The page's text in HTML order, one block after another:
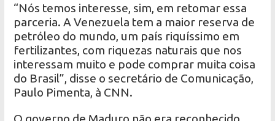
“Nós temos interesse, sim, em retomar essa
parceria. A Venezuela tem a maior reserva de
petróleo do mundo, um país riquíssimo em
fertilizantes, com riquezas naturais que nos
interessam muito e pode comprar muita coisa
do Brasil”, disse o secretário de Comunicação,
Paulo Pimenta, à CNN.